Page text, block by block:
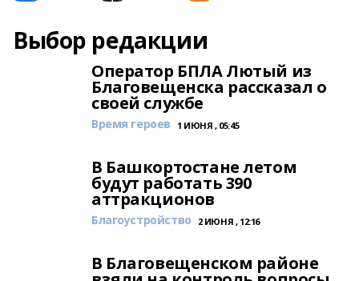
Выбор редакции
Оператор БПЛА Лютый из
Благовещенска рассказал о
своей службе
Время героев 1 ИЮНЯ , 05:45
В Башкортостане летом
будут работать 390
аттракционов
Благоустройство 2 ИЮНЯ , 12:16
В Благовещенском районе